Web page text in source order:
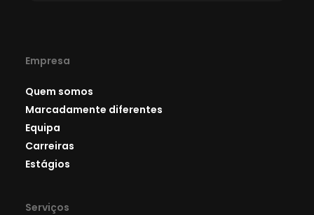
Empresa
Quem somos
Marcadamente diferentes
Equipa
Carreiras
Estágios
Serviços